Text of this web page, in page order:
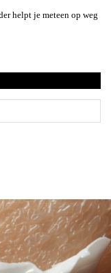
helpt je meteen op weg